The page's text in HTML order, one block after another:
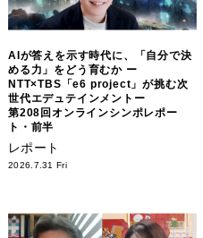
AIが答えを示す時代に、「自分で決
める力」をどう育むか ー
NTT×TBS「e6 project」が挑む次
世代エデュテインメントー
第208回オンラインシンポレポー
ト・前半
レポート
2026.7.31 Fri